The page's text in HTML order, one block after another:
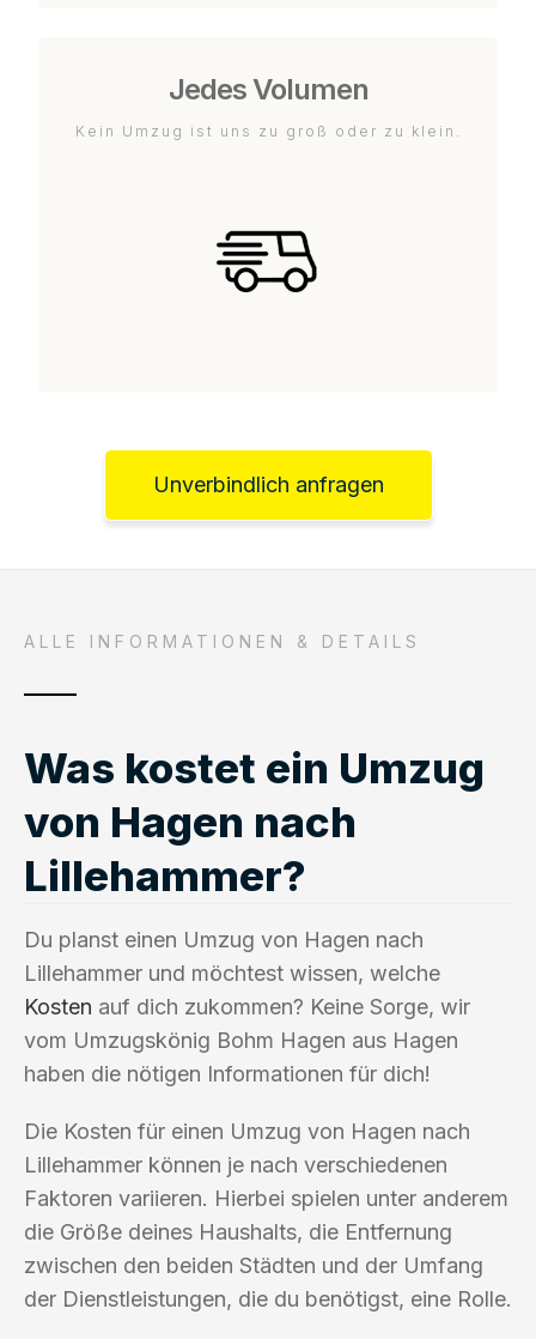
Jedes Volumen
Kein Umzug ist uns zu groß oder zu klein.
Unverbindlich anfragen
ALLE INFORMATIONEN & DETAILS
Was kostet ein Umzug
von Hagen nach
Lillehammer?
Du planst einen Umzug von Hagen nach
Lillehammer und möchtest wissen, welche
Kosten auf dich zukommen? Keine Sorge, wir
vom Umzugskönig Bohm Hagen aus Hagen
haben die nötigen Informationen für dich!
Die Kosten für einen Umzug von Hagen nach
Lillehammer können je nach verschiedenen
Faktoren variieren. Hierbei spielen unter anderem
die Größe deines Haushalts, die Entfernung
zwischen den beiden Städten und der Umfang
der Dienstleistungen, die du benötigst, eine Rolle.